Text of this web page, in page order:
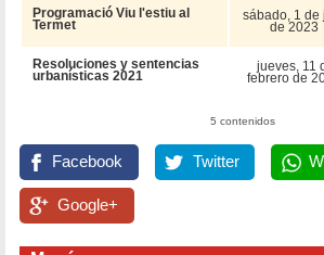
Programació Viu l'estiu al
Termet
sábado, 1 de
de 2023
Resoluciones y sentencias
urbanísticas 2021
jueves, 11
febrero de
5 contenidos
Facebook Twitter
Google+